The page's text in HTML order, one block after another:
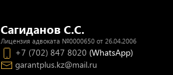
Сагиданов С.С.
Лицензия адвоката №0000650 от 26.04.2006
+7 (702) 847 8020 (WhatsApp)
garantplus.kz@mail.ru